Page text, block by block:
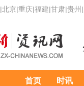
|北京|重庆|福建|甘肃|贵州 |
首页 时讯